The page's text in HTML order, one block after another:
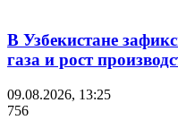
В Узбекистане
газа и рост
09.08.2026, 13:25
756